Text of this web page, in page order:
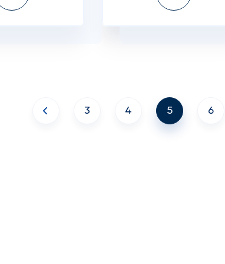
3 4 5 6